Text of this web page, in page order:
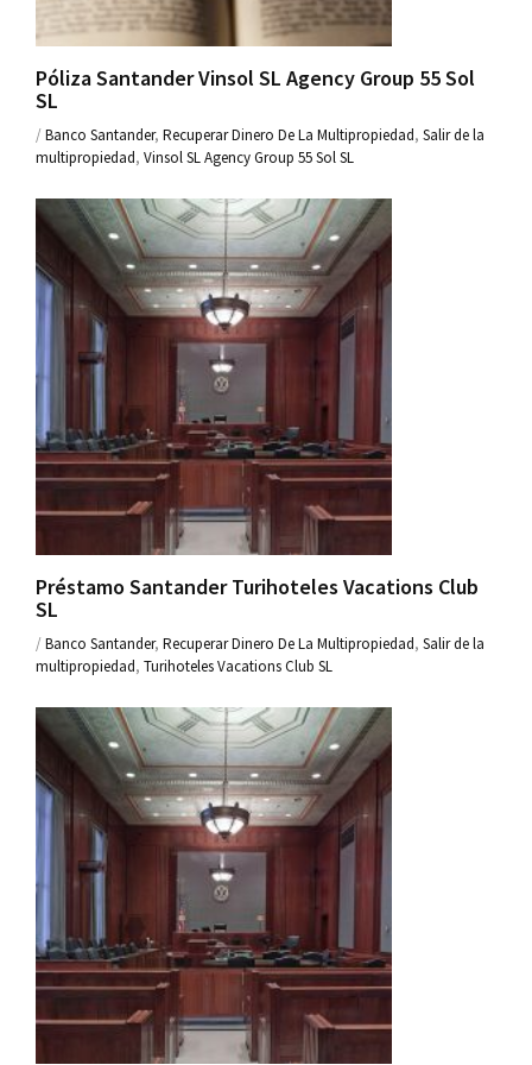
Póliza Santander Vinsol SL Agency Group 55 Sol
SL
/Banco Santander, Recuperar Dinero De La Multipropiedad, Salir de la
multipropiedad, Vinsol SL Agency Group 55 Sol SL
Préstamo Santander Turihoteles Vacations Club
SL
/Banco Santander, Recuperar Dinero De La Multipropiedad, Salir de la
multipropiedad, Turihoteles Vacations Club SL